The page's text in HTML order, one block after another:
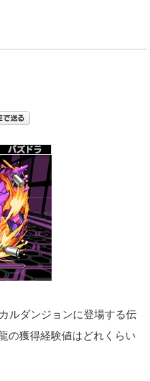
ルダンジョンに登場する伝
の獲得経験値はどれくらい